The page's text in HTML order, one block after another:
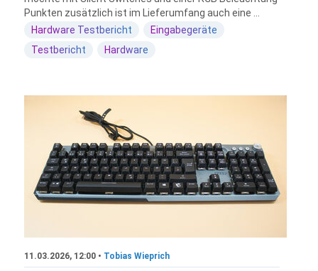
Punkten zusätzlich ist im Lieferumfang auch eine ...
Hardware Testbericht
Eingabegeräte
Testbericht
Hardware
11.03.2026, 12:00 • Tobias Wieprich